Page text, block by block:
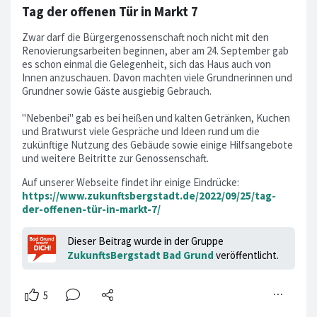
Tag der offenen Tür in Markt 7
Zwar darf die Bürgergenossenschaft noch nicht mit den
Renovierungsarbeiten beginnen, aber am 24. September gab
es schon einmal die Gelegenheit, sich das Haus auch von
Innen anzuschauen. Davon machten viele Grundnerinnen und
Grundner sowie Gäste ausgiebig Gebrauch.
"Nebenbei" gab es bei heißen und kalten Getränken, Kuchen
und Bratwurst viele Gespräche und Ideen rund um die
zukünftige Nutzung des Gebäude sowie einige Hilfsangebote
und weitere Beitritte zur Genossenschaft.
Auf unserer Webseite findet ihr einige Eindrücke:
https://www.zukunftsbergstadt.de/2022/09/25/tag-
der-offenen-tür-in-markt-7/
Dieser Beitrag wurde in der Gruppe
ZukunftsBergstadt Bad Grund veröffentlicht.